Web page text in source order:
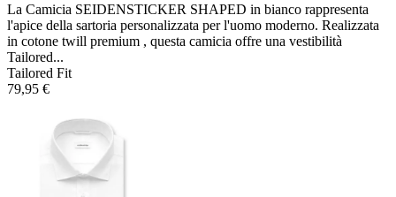
La Camicia SEIDENSTICKER SHAPED in bianco rappresenta
l'apice della sartoria personalizzata per l'uomo moderno. Realizzata
in cotone twill premium , questa camicia offre una vestibilità
Tailored...
Tailored Fit
79,95 €